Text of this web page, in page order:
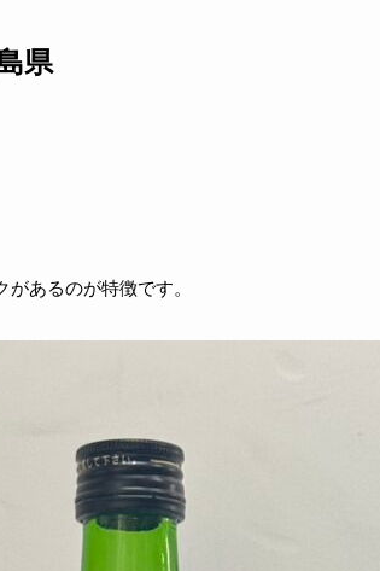
県
あるのが特徴です。